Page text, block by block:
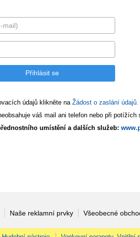
údajů klikněte na Žádost o zaslání údajů.
váš mail ani telefon nebo při potížích
umístění a dalších služeb:
Naše reklamní prvky Všeobecné